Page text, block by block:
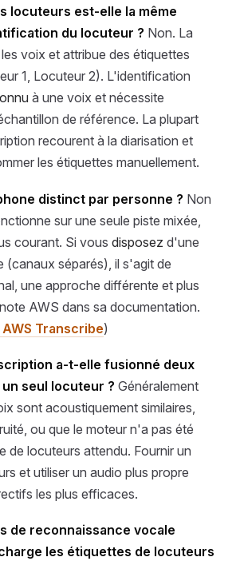
locuteurs est-elle la même
du locuteur ? Non. La
voix et attribue des étiquettes
1, Locuteur 2). L'identification
à une voix et nécessite
de référence. La plupart
recourent à la diarisation et
les étiquettes manuellement.
distinct par personne ? Non
sur une seule piste mixée,
courant. Si vous disposez d'une
(canaux séparés), il s'agit de
une approche différente et plus
AWS dans sa documentation.
Transcribe)
a-t-elle fusionné deux
seul locuteur ? Généralement
sont acoustiquement similaires,
ou que le moteur n'a pas été
de locuteurs attendu. Fournir un
et utiliser un audio plus propre
les plus efficaces.
de reconnaissance vocale
les étiquettes de locuteurs